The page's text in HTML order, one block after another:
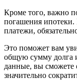
Кроме того, важно
погашения ипотеки.
платежи,
Это поможет вам
общую сумму долга
данные, вы сможете
значительно